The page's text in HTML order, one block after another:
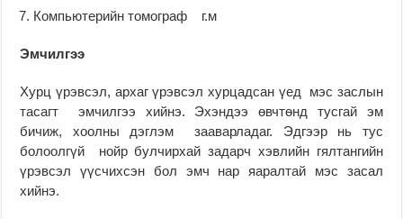
Компьютерийн томограф г.м
Эмчилгээ
Хурц үрэвсэл, архаг үрэвсэл хурцадсан үед мэс заслын
тасагт эмчилгээ хийнэ. Эхэндээ өвчтөнд тусгай эм
бичиж, хоолны дэглэм зааварладаг. Эдгээр нь тус
болоолгүй нойр булчирхай задарч хэвлийн гялтангийн
үрэвсэл үүсчихсэн бол эмч нар яаралтай мэс засал
хийнэ.